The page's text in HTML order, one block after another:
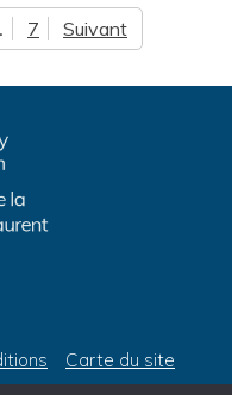
7 Suivant
Carte du site